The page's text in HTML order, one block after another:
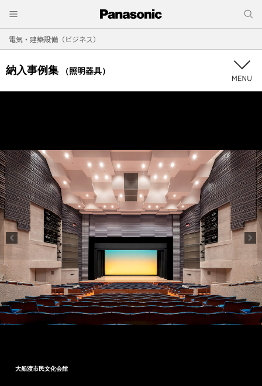
電気・建築設備（ビジネス）
納入事例集 （照明器具）
大船渡市民文化会館